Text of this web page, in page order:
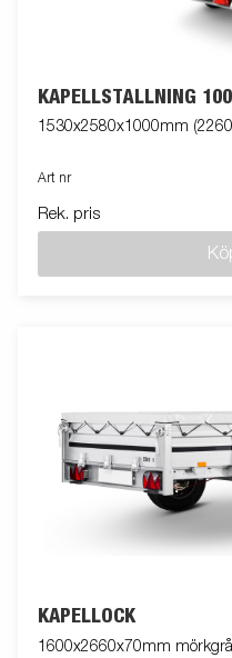
KAPELLSTÄLLNING
1530x2580x1000mm
Art nr
Rek. pris
KAPELLOCK
1600x2660x70mm